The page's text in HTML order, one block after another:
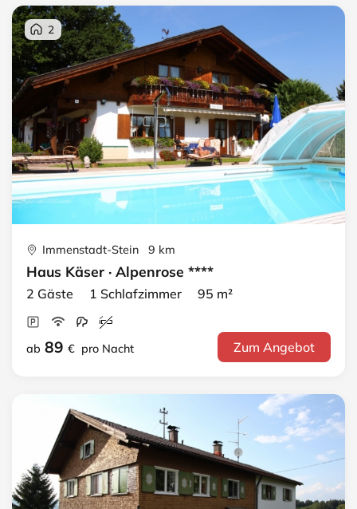
2
Immenstadt-Stein 9 km
Haus Käser · Alpenrose ****
2 Gäste 1 Schlafzimmer 95 m²
ab 89 € pro Nacht Zum Angebot